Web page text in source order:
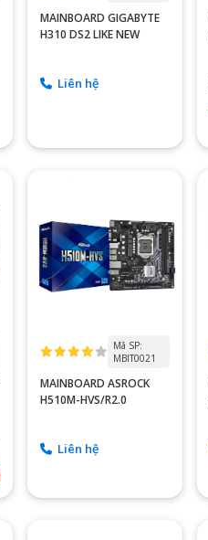
MAINBOARD GIGABYTE
H310 DS2 LIKE NEW
Liên hệ
Mã SP:
MBIT0021
MAINBOARD ASROCK
H510M-HVS/R2.0
Liên hệ